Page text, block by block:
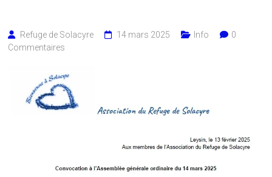
Refuge de Solacyre 14 mars 2025 Info
0
Commentaires